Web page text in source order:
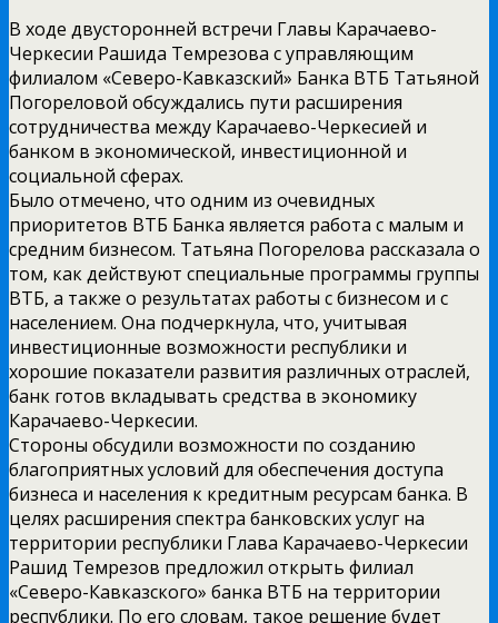
В ходе двусторонней встречи Главы Карачаево-
Черкесии Рашида Темрезова с управляющим
филиалом «Северо-Кавказский» Банка ВТБ Татьяной
Погореловой обсуждались пути расширения
сотрудничества между Карачаево-Черкесией и
банком в экономической, инвестиционной и
социальной сферах.
Было отмечено, что одним из очевидных
приоритетов ВТБ Банка является работа с малым и
средним бизнесом. Татьяна Погорелова рассказала о
том, как действуют специальные программы группы
ВТБ, а также о результатах работы с бизнесом и с
населением. Она подчеркнула, что, учитывая
инвестиционные возможности республики и
хорошие показатели развития различных отраслей,
банк готов вкладывать средства в экономику
Карачаево-Черкесии.
Стороны обсудили возможности по созданию
благоприятных условий для обеспечения доступа
бизнеса и населения к кредитным ресурсам банка. В
целях расширения спектра банковских услуг на
территории республики Глава Карачаево-Черкесии
Рашид Темрезов предложил открыть филиал
«Северо-Кавказского» банка ВТБ на территории
республики. По его словам, такое решение будет